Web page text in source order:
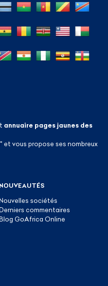
annuaire pages jaunes des
et vous propose ses nombreux
NOUVEAUTÉS
sociétés
commentaires
GoAfrica Online